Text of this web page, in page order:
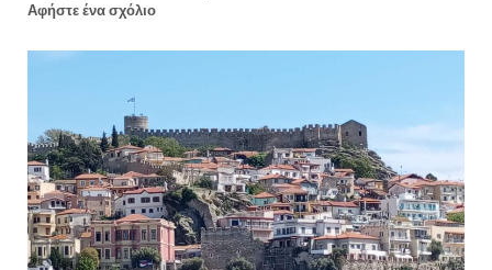
Αφήστε ένα σχόλιο